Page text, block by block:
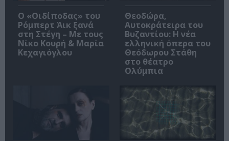
O «Οιδίποδας» του
Ρόμπερτ Άικ ξανά
στη Στέγη – Με τους
Νίκο Κουρή & Μαρία
Κεχαγιόγλου
Θεοδώρα,
Αυτοκράτειρα του
Βυζαντίου: Η νέα
ελληνική όπερα του
Θεόδωρου Στάθη
στο θέατρο
Ολύμπια